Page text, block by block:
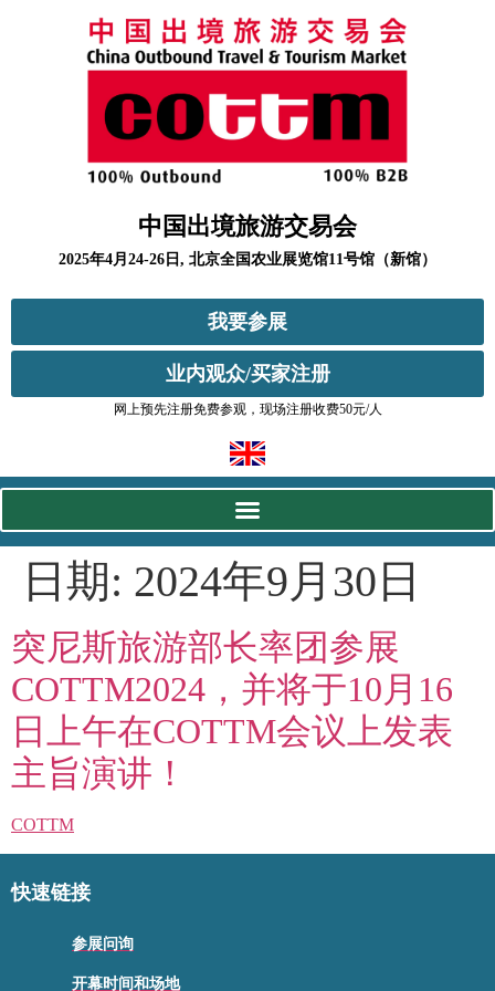
中国出境旅游交易会
2025年4月24-26日, 北京全国农业展览馆11号馆（新馆）
我要参展
业内观众/买家注册
网上预先注册免费参观，现场注册收费50元/人
日期: 2024年9月30日
突尼斯旅游部长率团参展
COTTM2024，并将于10月16
日上午在COTTM会议上发表
主旨演讲！
COTTM
快速链接
参展问询
开幕时间和场地